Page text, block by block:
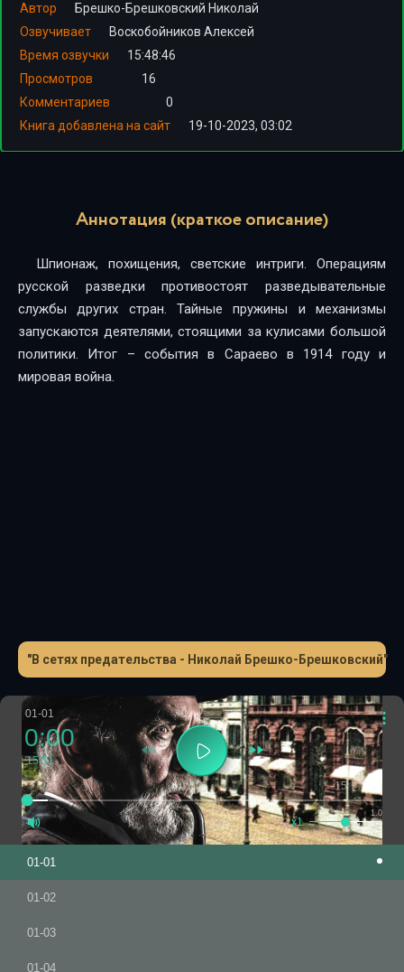
Автор
Брешко-Брешковский Николай
Озвучивает
Воскобойников Алексей
Время озвучки
15:48:46
Просмотров
16
Комментариев
0
Книга добавлена на сайт
19-10-2023, 03:02
Аннотация (краткое описание)
Шпионаж, похищения, светские интриги. Операциям
русской разведки противостоят разведывательные
службы других стран. Тайные пружины и механизмы
запускаются деятелями, стоящими за кулисами большой
политики. Итог – события в Сараево в 1914 году и
мировая война.
"В сетях предательства - Николай Брешко-Брешковский"
01-01
0:00
15:51
1.0
x1
-15 +15
01-01
01-02
01-03
01-04